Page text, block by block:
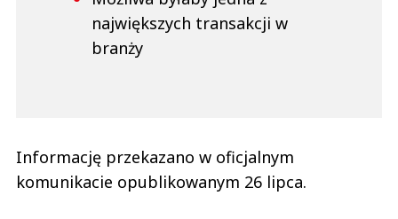
największych transakcji w
branży
Informację przekazano w oficjalnym
komunikacie opublikowanym 26 lipca.